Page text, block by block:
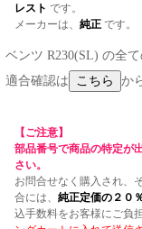
レスト です。
メーカーは、 純正 です。
ベンツ R230(SL) の全
適合確認は
か
【ご注意】
部品番号で商品の特定が
さい。
お問合せなく購入され、
合には、 純正定価の２０
込手数料をお客様にご負